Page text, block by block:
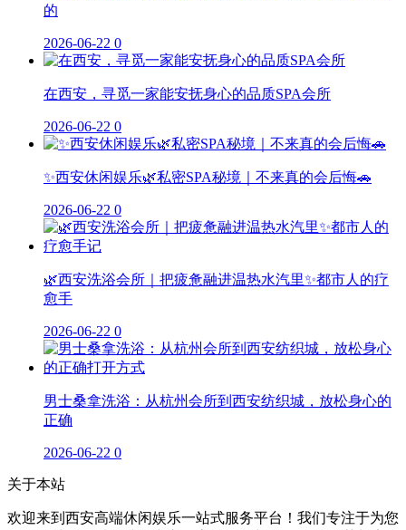
的
2026-06-22 0
在西安，寻觅一家能安抚身心的品质SPA会所
2026-06-22 0
✨西安休闲娱乐🌿私密SPA秘境｜不来真的会后悔🚗
2026-06-22 0
🌿西安洗浴会所｜把疲惫融进温热水汽里✨都市人的疗
愈手
2026-06-22 0
男士桑拿洗浴：从杭州会所到西安纺织城，放松身心的
正确
2026-06-22 0
关于本站
欢迎来到西安高端休闲娱乐一站式服务平台！我们专注于为您